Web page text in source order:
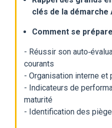
clés de la démarche
Comment se
- Réussir son
courants
- Organisation interne et
- Indicateurs de
maturité
- Identification des